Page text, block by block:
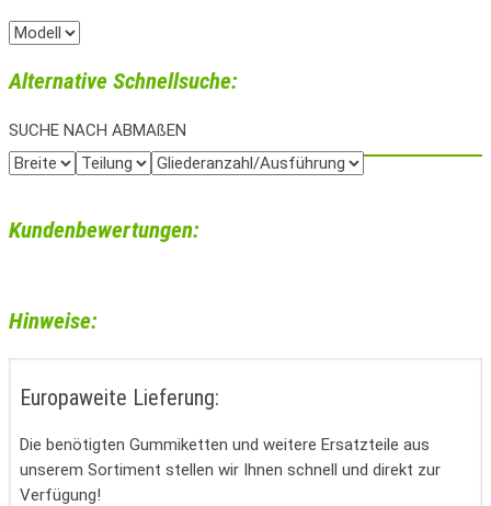
Alternative Schnellsuche:
SUCHE NACH ABMAßEN
Kundenbewertungen:
Hinweise:
Europaweite Lieferung:
Die benötigten Gummiketten und weitere Ersatzteile aus
unserem Sortiment stellen wir Ihnen schnell und direkt zur
Verfügung!